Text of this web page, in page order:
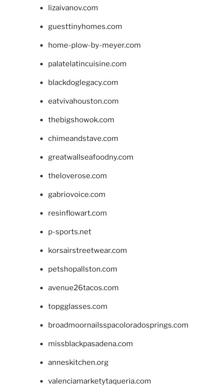
lizaivanov.com
guesttinyhomes.com
home-plow-by-meyer.com
palatelatincuisine.com
blackdoglegacy.com
eatvivahouston.com
thebigshowok.com
chimeandstave.com
greatwallseafoodny.com
theloverose.com
gabriovoice.com
resinflowart.com
p-sports.net
korsairstreetwear.com
petshopallston.com
avenue26tacos.com
topgglasses.com
broadmoornailsspacoloradosprings.com
missblackpasadena.com
anneskitchen.org
valenciamarketytaqueria.com